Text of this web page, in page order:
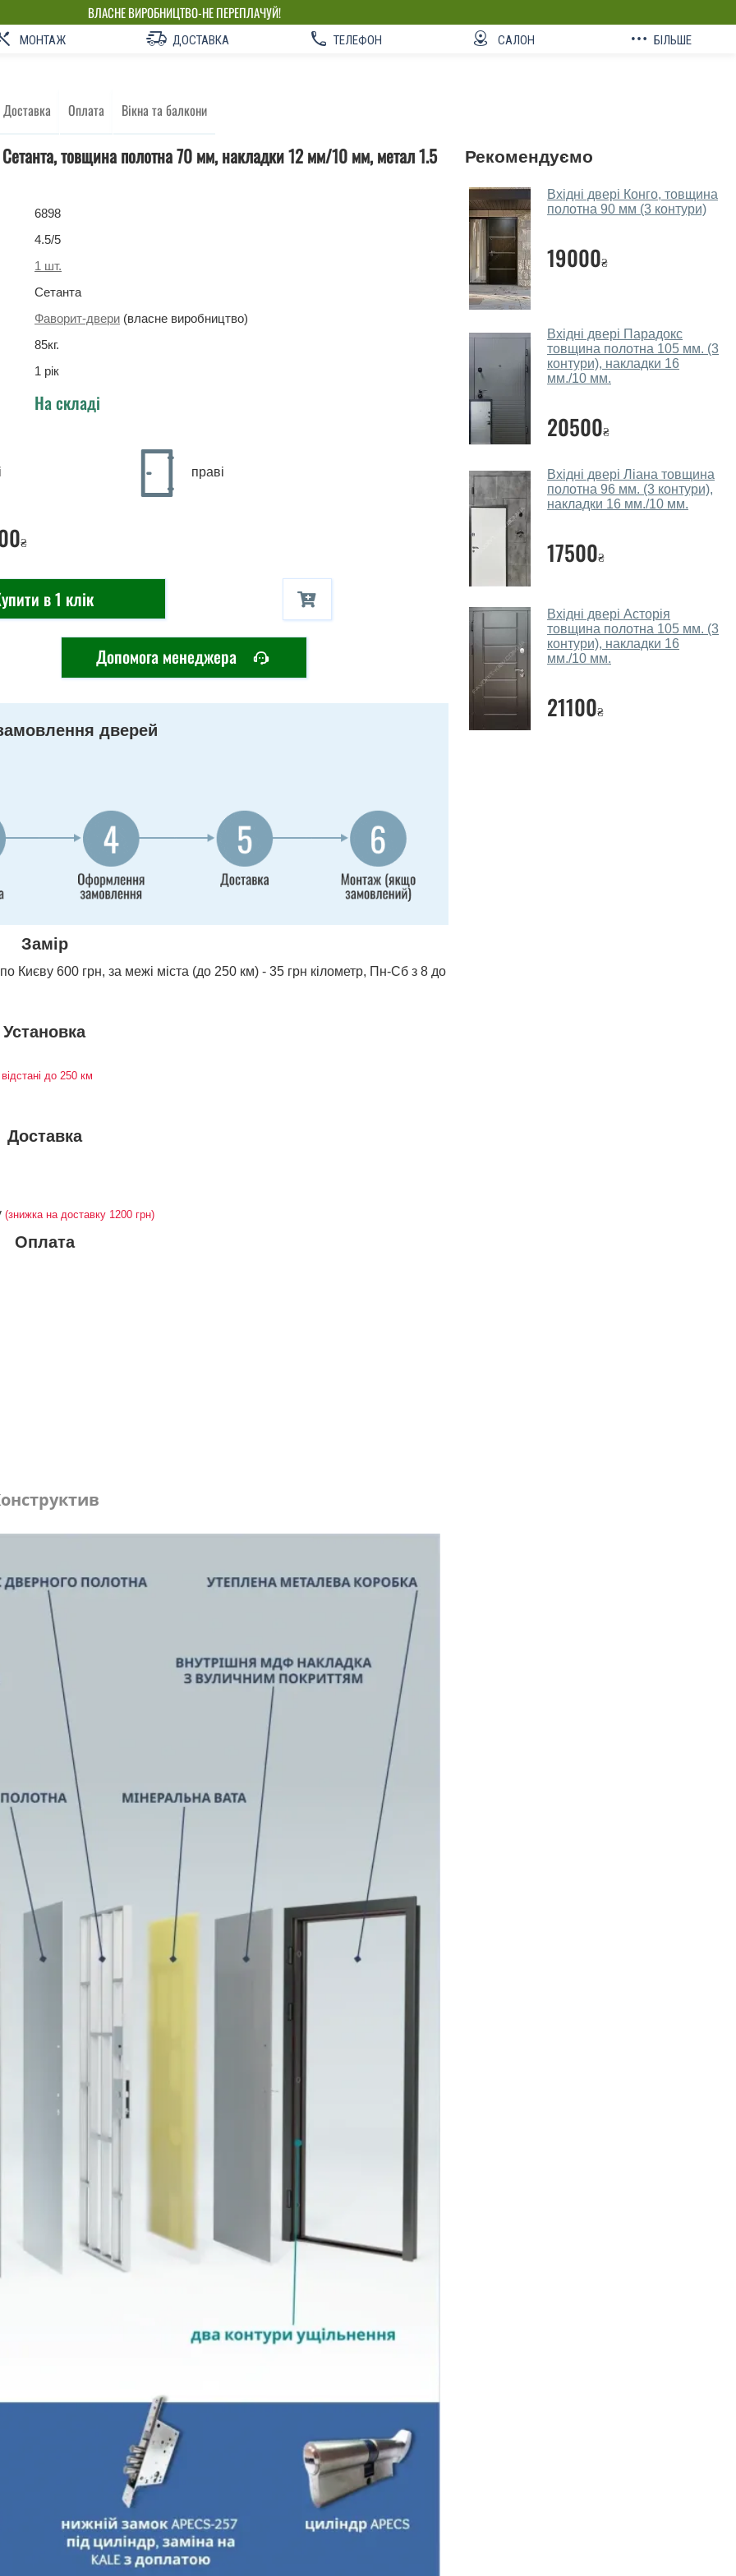
ВЛАСНЕ ВИРОБНИЦТВО-НЕ ПЕРЕПЛАЧУЙ!
МОНТАЖ ДОСТАВКА ТЕЛЕФОН САЛОН БІЛЬШЕ
Доставка Оплата Вікна та балкони
Сетанта, товщина полотна 70 мм, накладки 12 мм/10 мм, метал 1.5
6898
4.5/5
1 шт.
Сетанта
Фаворит-двери (власне виробництво)
85кг.
1 рік
На складі
праві
₴
в 1 клік
Допомога менеджера
дверей
Замір
Києву 600 грн, за межі міста (до 250 км) - 35 грн кілометр, Пн-Сб з 8 до
Установка
до 250 км
Доставка
(знижка на доставку 1200 грн)
Оплата
Рекомендуємо
Вхідні двері Конго, товщина
полотна 90 мм (3 контури)
19000₴
Вхідні двері Парадокс
товщина полотна 105 мм. (3
контури), накладки 16
мм./10 мм.
20500₴
Вхідні двері Ліана товщина
полотна 96 мм. (3 контури),
накладки 16 мм./10 мм.
17500₴
Вхідні двері Асторія
товщина полотна 105 мм. (3
контури), накладки 16
мм./10 мм.
21100₴